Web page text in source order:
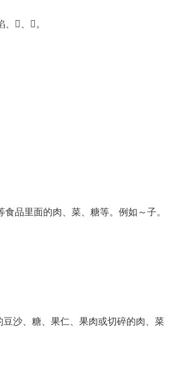
𤑃、𨢝。
品里面的肉、菜、糖等。例如～子。
沙、糖、果仁、果肉或切碎的肉、菜